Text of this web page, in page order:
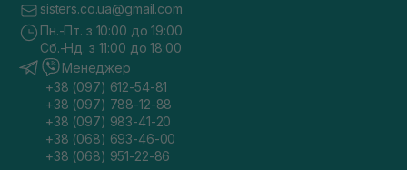
sisters.co.ua@gmail.com
Пн.-Пт. з 10:00 до 19:00
Сб.-Нд. з 11:00 до 18:00
Менеджер
+38 (097) 612-54-81
+38 (097) 788-12-88
+38 (097) 983-41-20
+38 (068) 693-46-00
+38 (068) 951-22-86